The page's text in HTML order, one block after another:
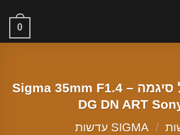
0
עדשת ארט של סיגמה – Sigma 35mm F1.4
DG DN ART
/ SIGMA עדשות